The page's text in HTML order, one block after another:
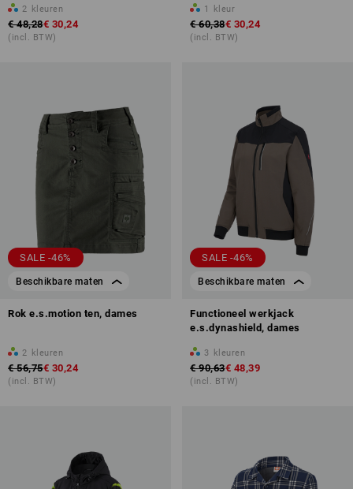
2 kleuren
€ 48,28€ 30,24
(incl. BTW)
1 kleur
€ 60,38€ 30,24
(incl. BTW)
SALE -46%
Beschikbare maten
Rok e.s.motion ten, dames
2 kleuren
€ 56,75€ 30,24
(incl. BTW)
SALE -46%
Beschikbare maten
Functioneel werkjack
e.s.dynashield, dames
3 kleuren
€ 90,63€ 48,39
(incl. BTW)